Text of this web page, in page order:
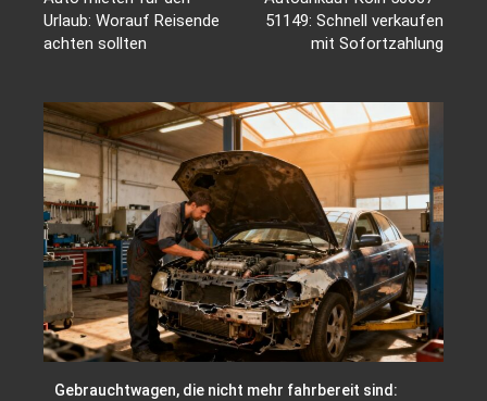
Urlaub: Worauf Reisende
achten sollten
51149: Schnell verkaufen
mit Sofortzahlung
Gebrauchtwagen, die nicht mehr fahrbereit sind: